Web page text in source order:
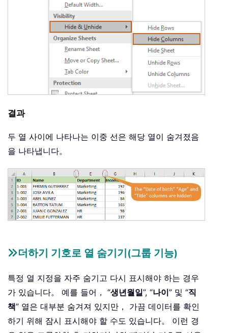
결과
두 열 사이에 나타나는 이중 선은 해당 열이 숨겨졌음
을 나타냅니다。
더하기 기호로 열 숨기기(그룹 기능)
특정 열 지정을 자주 숨기고 다시 표시해야 하는 경우
가 있습니다。 예를 들어， “생년월일”, “나이” 및 “직
책” 열은 대부분 숨겨져 있지만， 가끔 데이터를 확인
하기 위해 잠시 표시해야 할 수도 있습니다。 이런 경